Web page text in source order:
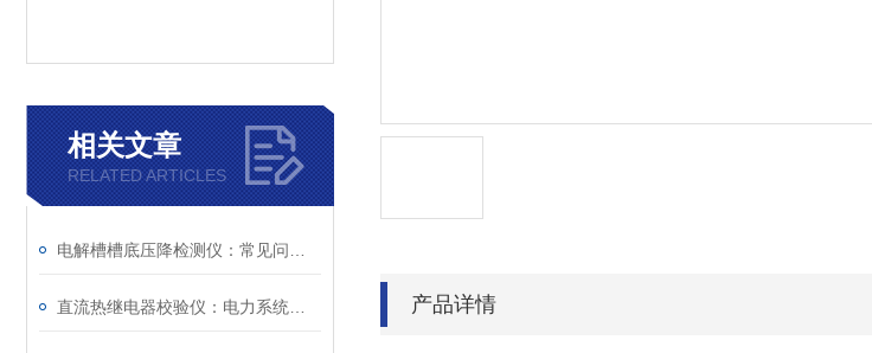
相关文章
RELATED ARTICLES
产品详情